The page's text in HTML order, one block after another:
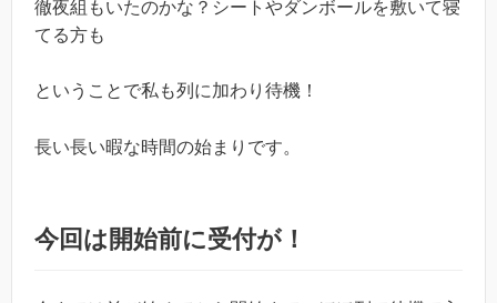
徹夜組もいたのかな？シートやダンボールを敷いて寝
てる方も
ということで私も列に加わり待機！
長い長い暇な時間の始まりです。
今回は開始前に受付が！